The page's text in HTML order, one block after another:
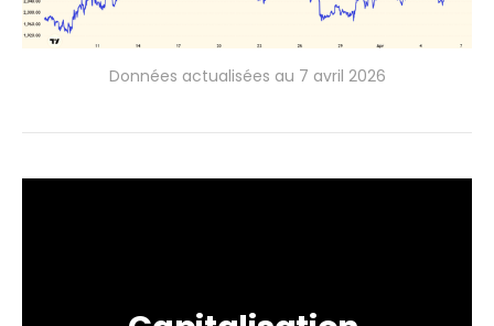
Données actualisées au 7 avril 2026